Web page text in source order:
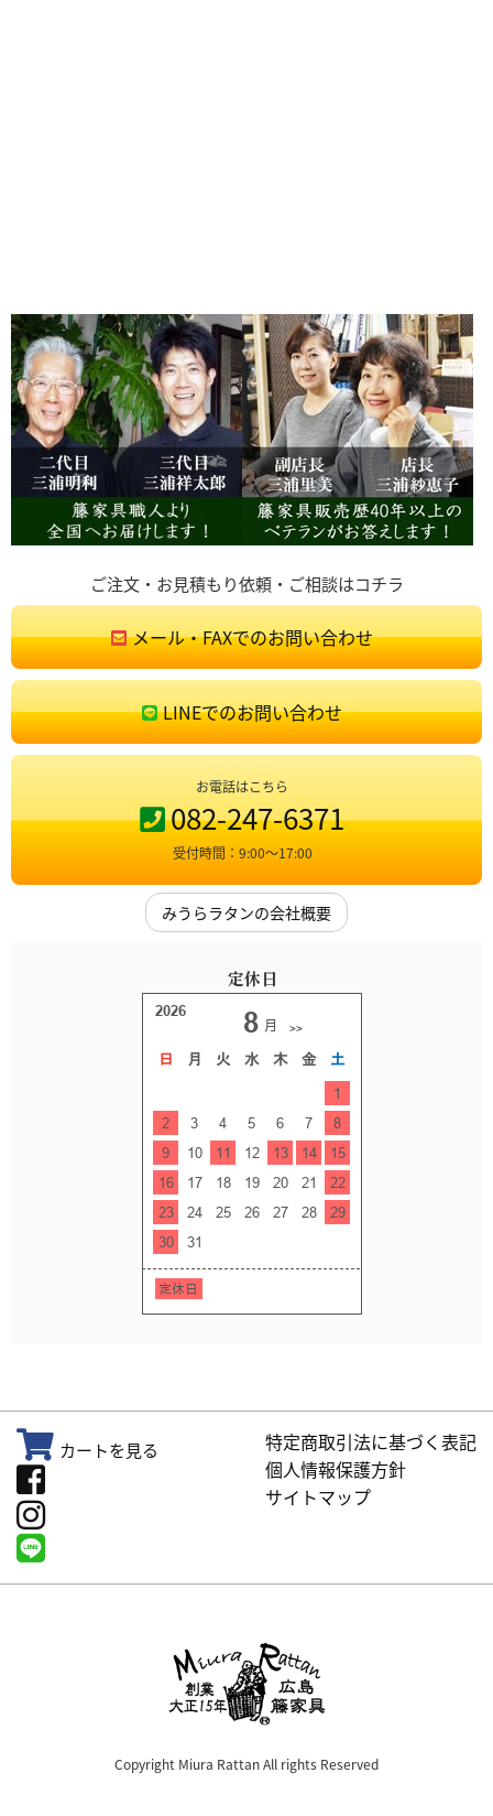
ご注文・お見積もり依頼・ご相談はコチラ
メール・FAXでのお問い合わせ
LINEでのお問い合わせ
お電話はこちら
082-247-6371
受付時間：9:00〜17:00
みうらラタンの会社概要
定休日
カートを見る
特定商取引法に基づく表記
個人情報保護方針
サイトマップ
Copyright Miura Rattan All rights Reserved